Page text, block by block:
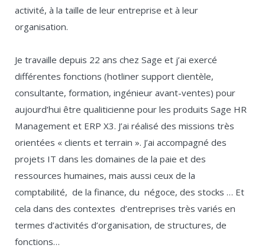
activité, à la taille de leur entreprise et à leur
organisation.
Je travaille depuis 22 ans chez Sage et j’ai exercé
différentes fonctions (hotliner support clientèle,
consultante, formation, ingénieur avant-ventes) pour
aujourd’hui être qualiticienne pour les produits Sage HR
Management et ERP X3. J’ai réalisé des missions très
orientées « clients et terrain ». J’ai accompagné des
projets IT dans les domaines de la paie et des
ressources humaines, mais aussi ceux de la
comptabilité, de la finance, du négoce, des stocks … Et
cela dans des contextes d’entreprises très variés en
termes d’activités d’organisation, de structures, de
fonctions…